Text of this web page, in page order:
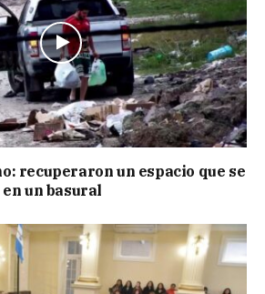
recuperaron un espacio que se
un basural